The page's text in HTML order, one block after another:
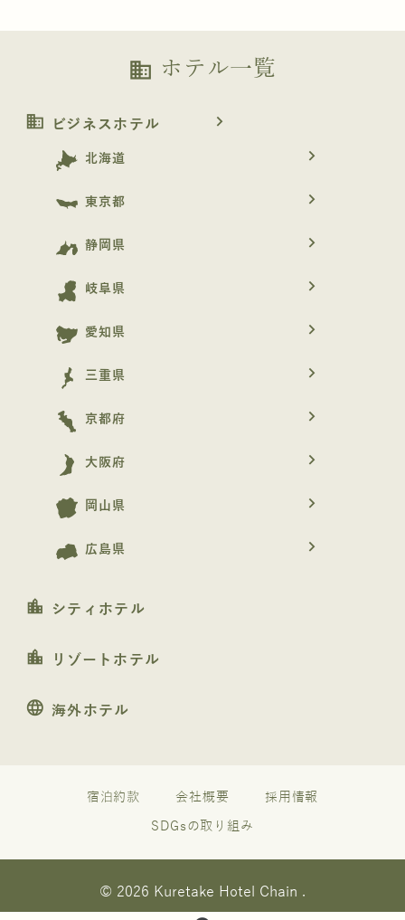
business ホテル一覧
business ビジネスホテル navigate_next
北海道 navigate_next
東京都 navigate_next
静岡県 navigate_next
岐阜県 navigate_next
愛知県 navigate_next
三重県 navigate_next
京都府 navigate_next
大阪府 navigate_next
岡山県 navigate_next
広島県 navigate_next
location_city シティホテル
location_city リゾートホテル
language 海外ホテル
宿泊約款 会社概要 採用情報
SDGsの取り組み
© 2026 Kuretake Hotel Chain .